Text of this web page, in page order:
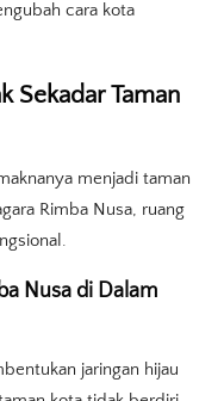
cara kota
Sekadar Taman
menjadi taman
Rimba Nusa, ruang
Nusa di Dalam
jaringan hijau